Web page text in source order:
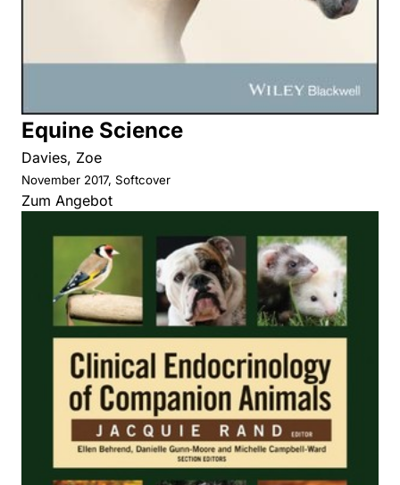
Equine Science
Davies, Zoe
November 2017, Softcover
Zum Angebot